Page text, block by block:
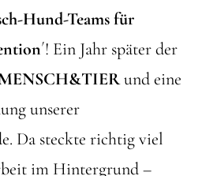
Hund-Teams für
´! Ein Jahr später der
und eine
unserer
Da steckte richtig viel
im Hintergrund –